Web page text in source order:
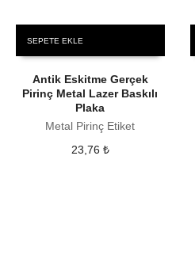
SEPETE EKLE
Antik Eskitme Gerçek
Pirinç Metal Lazer Baskılı
Plaka
Metal Pirinç Etiket
23,76 ₺